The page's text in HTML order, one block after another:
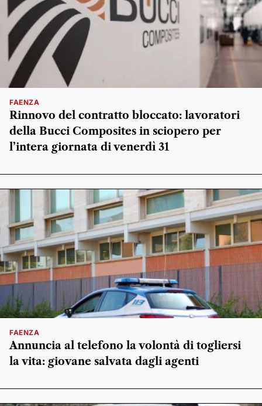
FAENZA
Rinnovo del contratto bloccato: lavoratori
della Bucci Composites in sciopero per
l’intera giornata di venerdì 31
FAENZA
Annuncia al telefono la volontà di togliersi
la vita: giovane salvata dagli agenti